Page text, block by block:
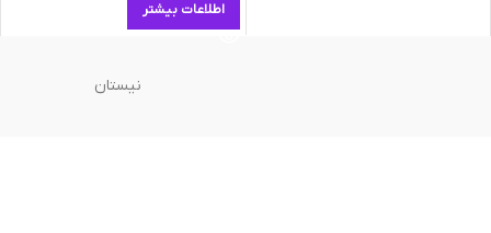
اطلاعات بیشتر
نیستان